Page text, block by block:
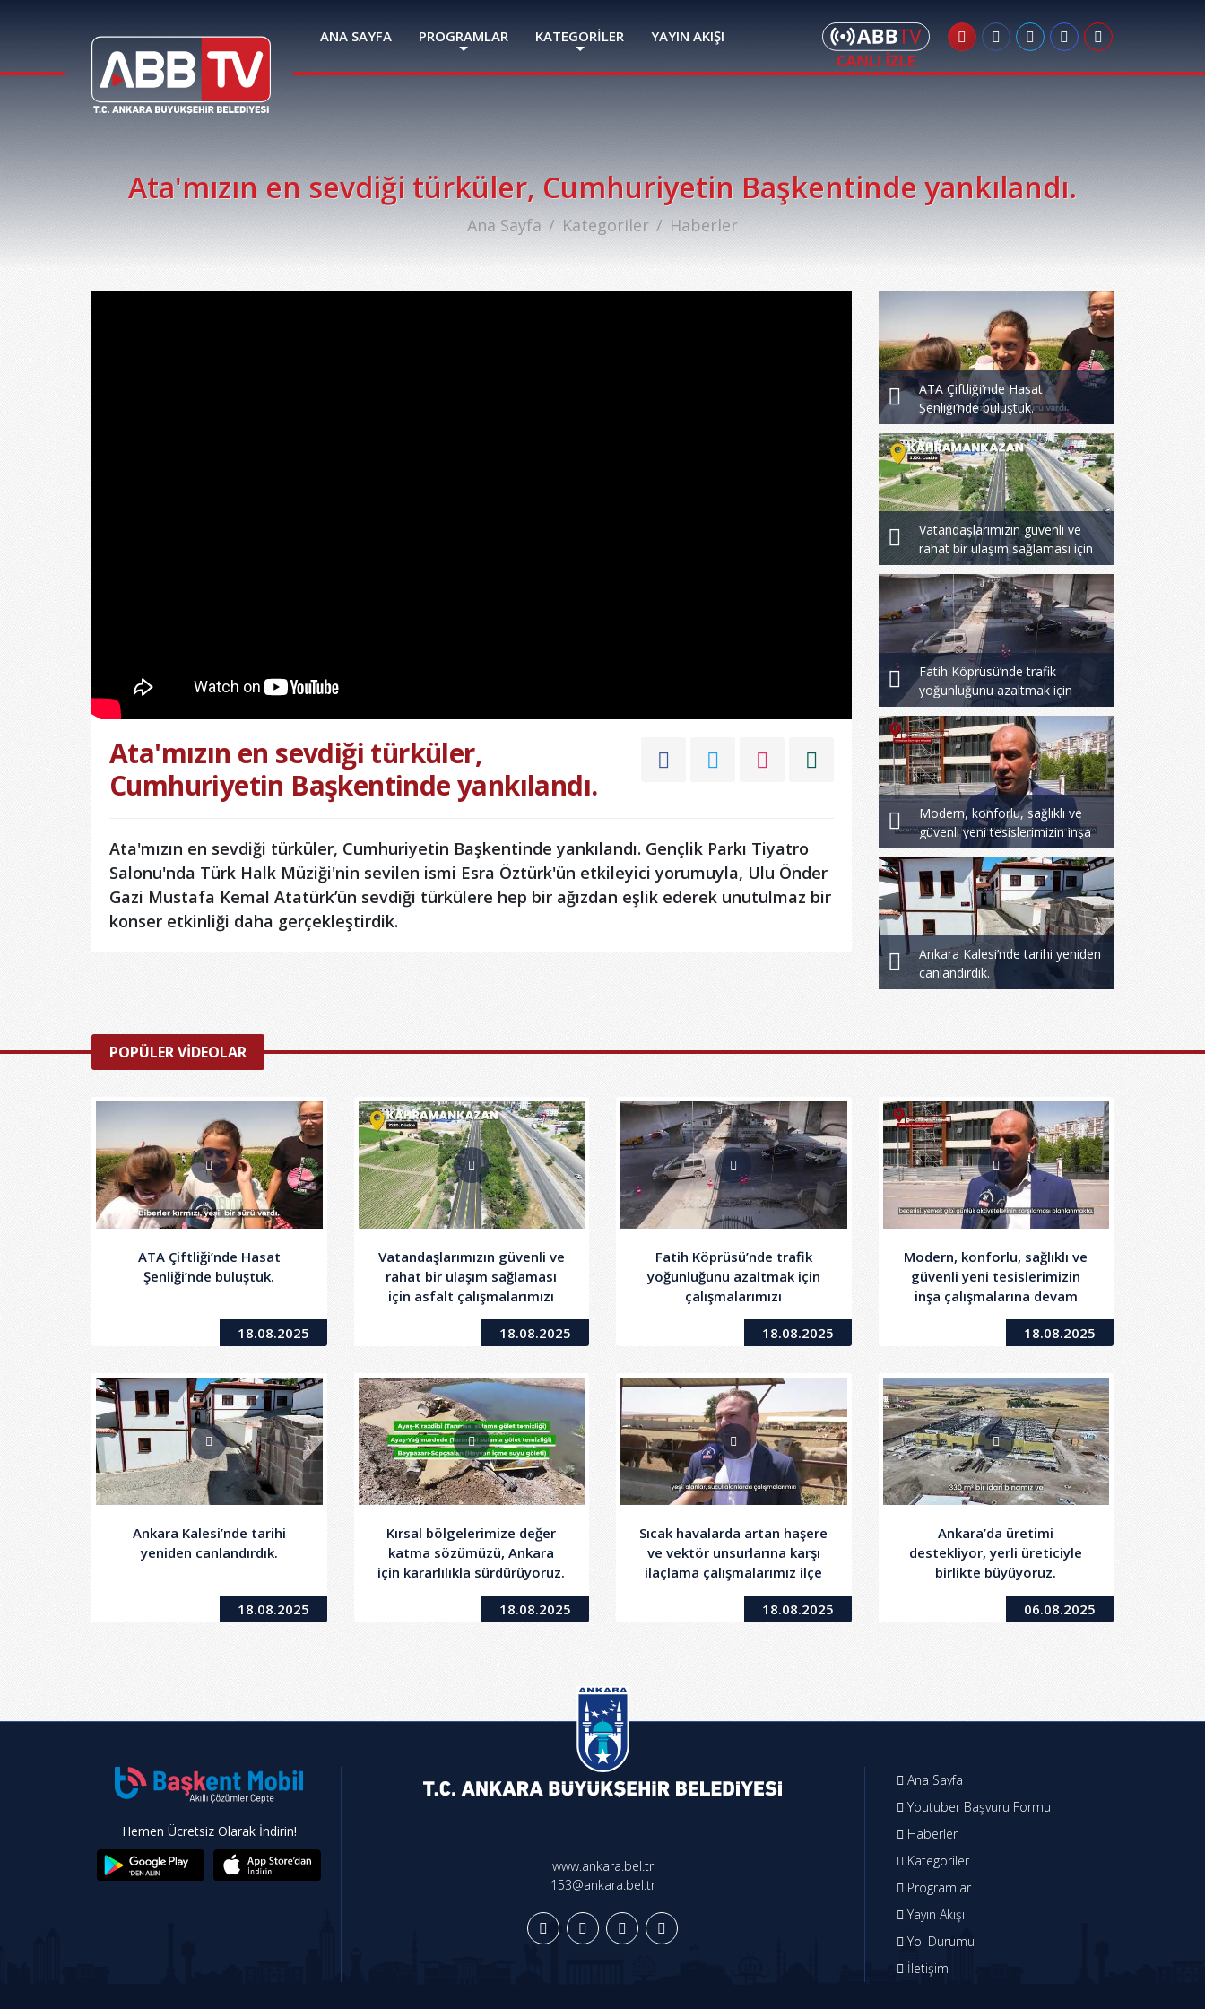
ANA SAYFA PROGRAMLAR KATEGORİLER YAYIN AKIŞI
Ata'mızın en sevdiği türküler, Cumhuriyetin Başkentinde yankılandı.
Ana Sayfa Kategoriler Haberler
Ata'mızın en sevdiği türküler,
Cumhuriyetin Başkentinde yankılandı.
Ata'mızın en sevdiği türküler, Cumhuriyetin Başkentinde yankılandı. Gençlik Parkı Tiyatro
Salonu'nda Türk Halk Müziği'nin sevilen ismi Esra Öztürk'ün etkileyici yorumuyla, Ulu Önder
Gazi Mustafa Kemal Atatürk’ün sevdiği türkülere hep bir ağızdan eşlik ederek unutulmaz bir
konser etkinliği daha gerçekleştirdik.
ATA Çiftliği’nde Hasat
Şenliği’nde buluştuk.
Vatandaşlarımızın güvenli ve
rahat bir ulaşım sağlaması için
asfalt çalışmalarımızı
tamamladık.
Fatih Köprüsü’nde trafik
yoğunluğunu azaltmak için
çalışmalarımızı sürdürüyoruz.
Modern, konforlu, sağlıklı ve
güvenli yeni tesislerimizin inşa
çalışmalarına devam ediyoruz.
Ankara Kalesi’nde tarihi yeniden
canlandırdık.
POPÜLER VİDEOLAR
ATA Çiftliği’nde Hasat
Şenliği’nde buluştuk.
18.08.2025
Vatandaşlarımızın güvenli ve
rahat bir ulaşım sağlaması
için asfalt çalışmalarımızı
tamamladık.
18.08.2025
Fatih Köprüsü’nde trafik
yoğunluğunu azaltmak için
çalışmalarımızı
sürdürüyoruz.
18.08.2025
Modern, konforlu, sağlıklı ve
güvenli yeni tesislerimizin
inşa çalışmalarına devam
ediyoruz.
18.08.2025
Ankara Kalesi’nde tarihi
yeniden canlandırdık.
18.08.2025
Kırsal bölgelerimize değer
katma sözümüzü, Ankara
için kararlılıkla sürdürüyoruz.
18.08.2025
Sıcak havalarda artan haşere
ve vektör unsurlarına karşı
ilaçlama çalışmalarımız ilçe
ilçe sürüyor.
18.08.2025
Ankara’da üretimi
destekliyor, yerli üreticiyle
birlikte büyüyoruz.
06.08.2025
Hemen Ücretsiz Olarak İndirin!
www.ankara.bel.tr
153@ankara.bel.tr
Ana Sayfa
Youtuber Başvuru Formu
Haberler
Kategoriler
Programlar
Yayın Akışı
Yol Durumu
İletişim